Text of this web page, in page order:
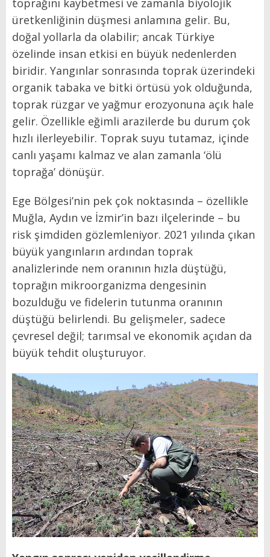
toprağını kaybetmesi ve zamanla biyolojik
üretkenliğinin düşmesi anlamına gelir. Bu,
doğal yollarla da olabilir; ancak Türkiye
özelinde insan etkisi en büyük nedenlerden
biridir. Yangınlar sonrasında toprak üzerindeki
organik tabaka ve bitki örtüsü yok olduğunda,
toprak rüzgar ve yağmur erozyonuna açık hale
gelir. Özellikle eğimli arazilerde bu durum çok
hızlı ilerleyebilir. Toprak suyu tutamaz, içinde
canlı yaşamı kalmaz ve alan zamanla ‘ölü
toprağa’ dönüşür.
Ege Bölgesi’nin pek çok noktasında – özellikle
Muğla, Aydın ve İzmir’in bazı ilçelerinde – bu
risk şimdiden gözlemleniyor. 2021 yılında çıkan
büyük yangınların ardından toprak
analizlerinde nem oranının hızla düştüğü,
toprağın mikroorganizma dengesinin
bozulduğu ve fidelerin tutunma oranının
düştüğü belirlendi. Bu gelişmeler, sadece
çevresel değil; tarımsal ve ekonomik açıdan da
büyük tehdit oluşturuyor.